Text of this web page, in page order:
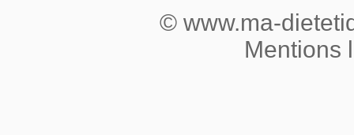
© www.ma-
Mentions